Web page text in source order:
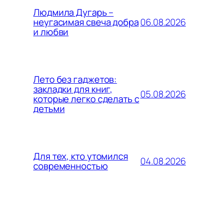
Людмила Дугарь –
неугасимая свеча добра
и любви
06.08.2026
Лето без гаджетов:
закладки для книг,
которые легко сделать с
детьми
05.08.2026
Для тех, кто утомился
современностью 04.08.2026